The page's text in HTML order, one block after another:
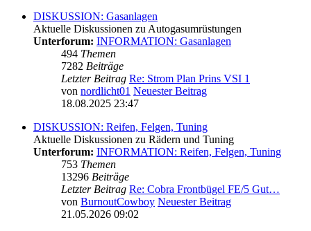
DISKUSSION: Gasanlagen
Aktuelle Diskussionen zu Autogasumrüstungen
Unterforum: INFORMATION: Gasanlagen
494 Themen
7282 Beiträge
Letzter Beitrag Re: Strom Plan Prins VSI 1
von nordlicht01 Neuester Beitrag
18.08.2025 23:47
DISKUSSION: Reifen, Felgen, Tuning
Aktuelle Diskussionen zu Rädern und Tuning
Unterforum: INFORMATION: Reifen, Felgen, Tuning
753 Themen
13296 Beiträge
Letzter Beitrag Re: Cobra Frontbügel FE/5 Gut…
von BurnoutCowboy Neuester Beitrag
21.05.2026 09:02